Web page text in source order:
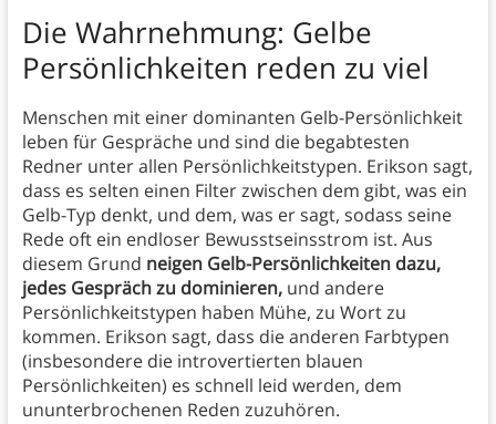
Die Wahrnehmung: Gelbe
Persönlichkeiten reden zu viel
Menschen mit einer dominanten Gelb-Persönlichkeit
leben für Gespräche und sind die begabtesten
Redner unter allen Persönlichkeitstypen. Erikson sagt,
dass es selten einen Filter zwischen dem gibt, was ein
Gelb-Typ denkt, und dem, was er sagt, sodass seine
Rede oft ein endloser Bewusstseinsstrom ist. Aus
diesem Grund neigen Gelb-Persönlichkeiten dazu,
jedes Gespräch zu dominieren,und andere
Persönlichkeitstypen haben Mühe, zu Wort zu
kommen. Erikson sagt, dass die anderen Farbtypen
(insbesondere die introvertierten blauen
Persönlichkeiten) es schnell leid werden, dem
ununterbrochenen Reden zuzuhören.